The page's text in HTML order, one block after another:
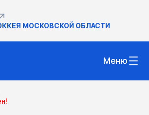
МОСКОВСКОЙ ОБЛАСТИ
Меню